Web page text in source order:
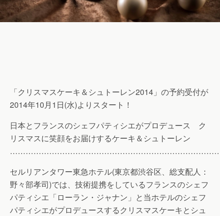
「クリスマスケーキ＆シュトーレン2014」の予約受付が
2014年10月1日(水)よりスタート！
日本とフランスのシェフパティシエがプロデュース ク
リスマスに笑顔をお届けするケーキ＆シュトーレン
セルリアンタワー東急ホテル(東京都渋谷区、総支配人：
野々部孝司)では、技術提携をしているフランスのシェフ
パティシエ「ローラン・ジャナン」と当ホテルのシェフ
パティシエがプロデュースするクリスマスケーキとシュ